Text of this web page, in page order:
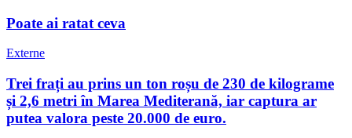
Poate ai ratat ceva
Externe
Trei frați au prins un ton roșu de 230 de kilograme
și 2,6 metri în Marea Mediterană, iar captura ar
putea valora peste 20.000 de euro.